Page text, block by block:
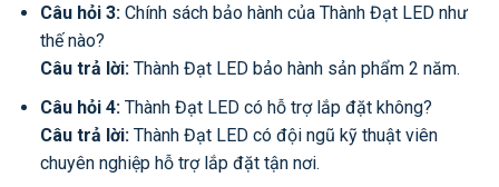
Câu hỏi 3:Chính sách bảo hành của Thành Đạt LED như
thế nào?
Câu trả lời:Thành Đạt LED bảo hành sản phẩm 2 năm.
Câu hỏi 4:Thành Đạt LED có hỗ trợ lắp đặt không?
Câu trả lời:Thành Đạt LED có đội ngũ kỹ thuật viên
chuyên nghiệp hỗ trợ lắp đặt tận nơi.